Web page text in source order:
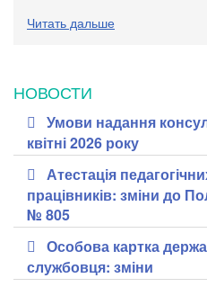
Читать дальше
НОВОСТИ
Умови надання
квітні 2026 року
Атестація
працівників: зміни до
№ 805
Особова картка
службовця: зміни